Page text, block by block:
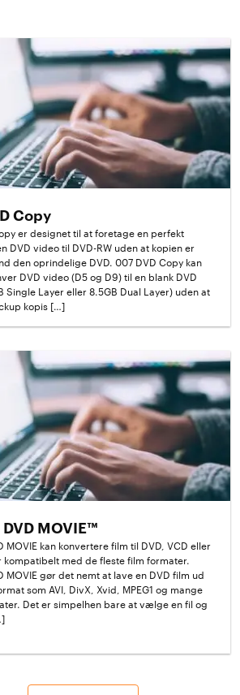
Copy
er designet til at foretage en perfekt
DVD video til DVD-RW uden at kopien er
den oprindelige DVD. 007 DVD Copy kan
DVD video (D5 og D9) til en blank DVD
Single Layer eller 8.5GB Dual Layer) uden at
kopis […]
DVD MOVIE™
MOVIE kan konvertere film til DVD, VCD eller
kompatibelt med de fleste film formater.
MOVIE gør det nemt at lave en DVD film ud
som AVI, DivX, Xvid, MPEG1 og mange
Det er simpelhen bare at vælge en fil og